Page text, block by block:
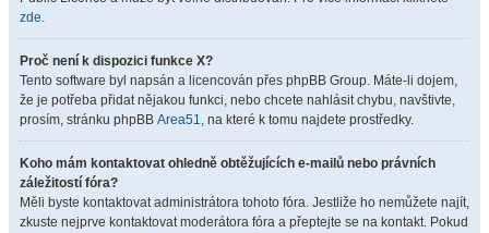
zde.
Proč není k dispozici funkce X?
Tento software byl napsán a licencován přes phpBB Group. Máte-li dojem,
že je potřeba přidat nějakou funkci, nebo chcete nahlásit chybu, navštivte,
prosím, stránku phpBB Area51, na které k tomu najdete prostředky.
Koho mám kontaktovat ohledně obtěžujících e-mailů nebo právních
záležitostí fóra?
Měli byste kontaktovat administrátora tohoto fóra. Jestliže ho nemůžete najít,
zkuste nejprve kontaktovat moderátora fóra a přeptejte se na kontakt. Pokud